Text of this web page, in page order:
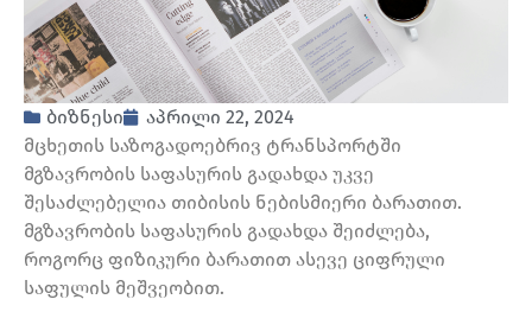
ბიზნესი
აპრილი 22, 2024
მცხეთის საზოგადოებრივ ტრანსპორტში
მგზავრობის საფასურის გადახდა უკვე
შესაძლებელია თიბისის ნებისმიერი ბარათით.
მგზავრობის საფასურის გადახდა შეიძლება,
როგორც ფიზიკური ბარათით ასევე ციფრული
საფულის მეშვეობით.